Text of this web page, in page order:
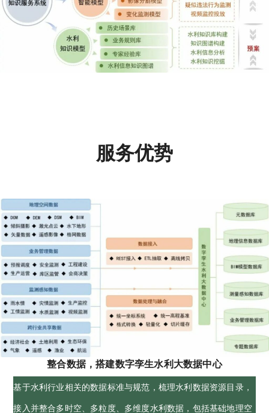
服务优势
整合数据，搭建数字孪生水利大数据中心
基于水利行业相关的数据标准与规范，梳理水利数据资源目录，
接入并整合多时空、多粒度、多维度水利数据，包括基础地理空